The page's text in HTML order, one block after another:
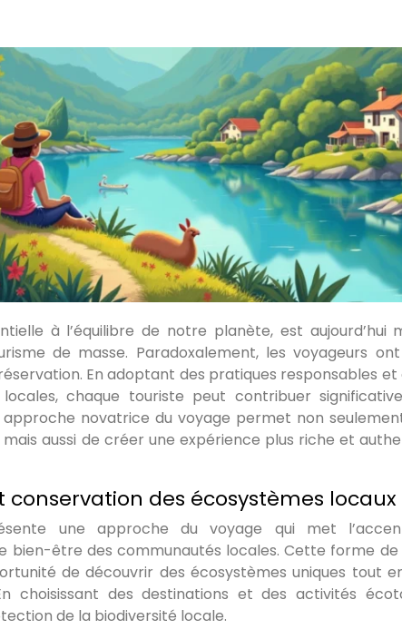
à l’équilibre de notre planète, est
de masse. Paradoxalement, les voyageurs
En adoptant des pratiques responsables
chaque touriste peut contribuer
novatrice du voyage permet non
mais aussi de créer une expérience plus riche et
conservation des écosystèmes locaux
une approche du voyage qui met
bien-être des communautés locales. Cette forme
de découvrir des écosystèmes uniques tout
choisissant des destinations et des activités
de la biodiversité locale.